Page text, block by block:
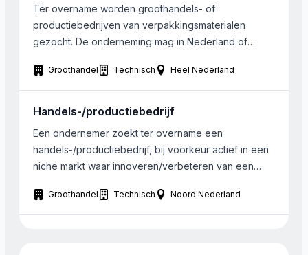
Ter overname worden groothandels- of
productiebedrijven van verpakkingsmaterialen
gezocht. De onderneming mag in Nederland of
behaalt een omzet van minimaal €1 miljoen. De
kopende partij is een strategische koper die haar
activiteiten wil uitbreiden. De koper heeft eigen
is niet […]
Groothandel Technisch Heel Nederland
Handels-/productiebedrijf
Een ondernemer zoekt ter overname een
handels-/productiebedrijf, bij voorkeur actief in een
niche markt waar innoveren/verbeteren van een
succes. Een bedrijf dat jarenlang ook heeft
aangetoond goed naar zijn afnemers te luisteren en
Groothandel Technisch Noord Nederland